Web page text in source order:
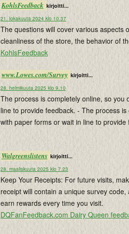
KohlsFeedback kirjoitti...
21. lokakuuta 2024 klo 10.37
The questions will cover various aspects
cleanliness of the store, the behavior of
KohlsFeedback
www.Lowes.com/Survey kirjoitti...
28. helmikuuta 2025 klo 9.10
The process is completely online, so you
line to provide feedback. - The process
with paper forms or wait in line to provide
Walgreenslistens kirjoitti...
28. maaliskuuta 2025 klo 7.23
Keep Your Receipts: For future visits,
receipt will contain a unique survey
earn rewards every time you visit.
DQFanFeedback.com Dairy Queen